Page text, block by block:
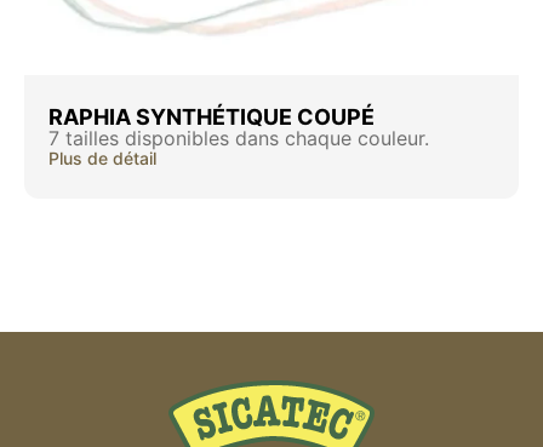
RAPHIA SYNTHÉTIQUE COUPÉ
7 tailles disponibles dans chaque couleur.
Plus de détail